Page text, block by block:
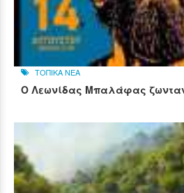
ΤΟΠΙΚΑ ΝΕΑ
Ο Λεωνίδας Μπαλάφας